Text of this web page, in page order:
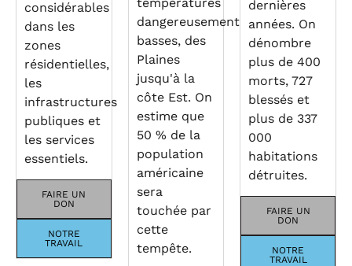
considérables
dans les
zones
résidentielles,
les
infrastructures
publiques et
les services
essentiels.
FAIRE UN
DON
NOTRE
TRAVAIL
dangereusement
basses, des
Plaines
jusqu'à la
côte Est. On
estime que
50 % de la
population
américaine
sera
touchée par
cette
tempête.
dernières
années. On
dénombre
plus de 400
morts, 727
blessés et
plus de 337
000
habitations
détruites.
FAIRE UN
DON
NOTRE
TRAVAIL